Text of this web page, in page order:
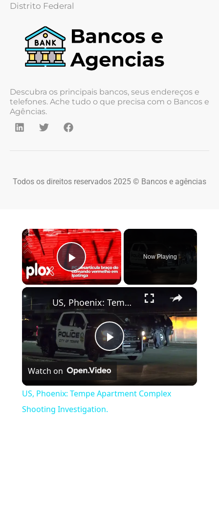
Distrito Federal
Descubra os principais bancos, seus endereços e
telefones. Ache tudo o que precisa com o Bancos e
Agências.
Todos os direitos reservados 2025 © Bancos e agências
×
Play Video
Now Playing
×
Play Video
US, Phoenix: Tempe Apartment Complex Shooting Investigation.
Watch on
US, Phoenix: Tempe Apartment Complex
Shooting Investigation.